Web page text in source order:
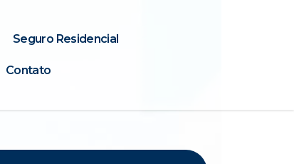
Seguro Residencial
Contato